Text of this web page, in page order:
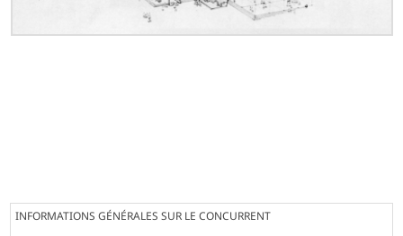
INFORMATIONS GÉNÉRALES SUR LE CONCURRENT